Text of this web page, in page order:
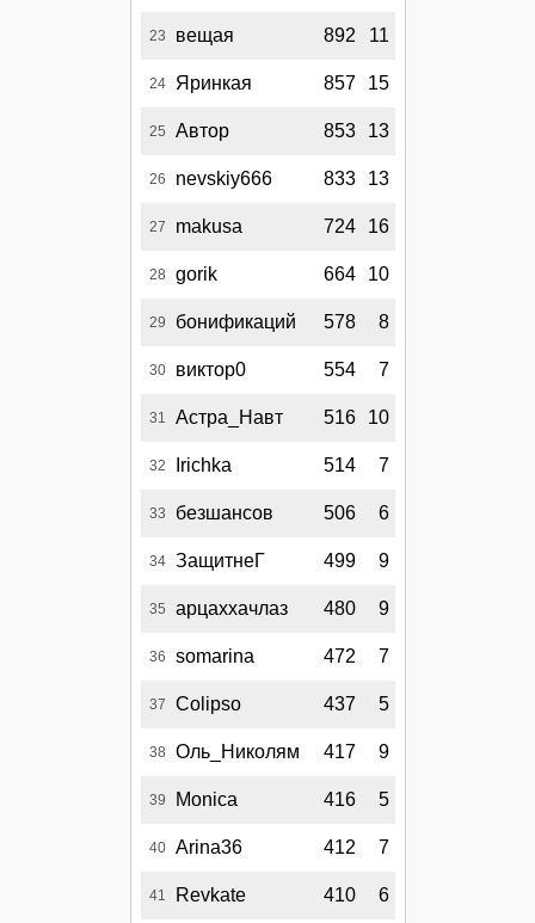
23 вещая 892 11
24 Яринкая 857 15
25 Автор 853 13
26 nevskiy666 833 13
27 makusa 724 16
28 gorik 664 10
29 бонификаций 578 8
30 виктор0 554 7
31 Астра_Навт 516 10
32 Irichka 514 7
33 безшансов 506 6
34 ЗащитнеГ 499 9
35 арцаххачлаз 480 9
36 somarina 472 7
37 Colipso 437 5
38 Оль_Николям 417 9
39 Monica 416 5
40 Arina36 412 7
41 Revkate 410 6